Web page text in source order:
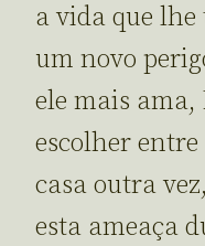
a vida que
um novo
ele mais
escolher
casa outra
esta ameaça